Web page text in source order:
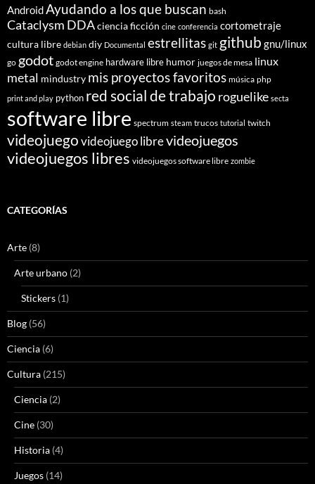
AndroidAyudando a los que buscan bash
Cataclysm DDAciencia ficción cine conferencia cortometraje
cultura libre debian diy Documental estrellitas git github gnu/linux
go godot godot engine hardware libre humor juegos de mesa linux
metal mindustry mis proyectos favoritos música php
print and play python red social de trabajo roguelike secta
software libre spectrum steam trucos tutorial twitch
videojuegovideojuego librevideojuegos
videojuegos libres videojuegos software libre zombie
CATEGORÍAS
Arte (8)
Arte urbano (2)
Stickers (1)
Blog (56)
Ciencia (6)
Cultura (215)
Ciencia (2)
Cine (30)
Historia (4)
Juegos (14)